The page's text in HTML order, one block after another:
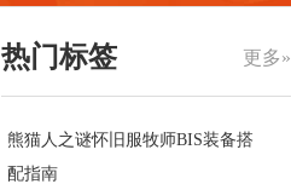
更多»
热门标签
熊猫人之谜怀旧服牧师BIS装备搭
配指南